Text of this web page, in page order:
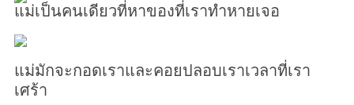
แม่เป็นคนเดียวที่หาของที่เราทำหายเจอ
แม่มักจะกอดเราและคอยปลอบเราเวลาที่เรา
เศร้า